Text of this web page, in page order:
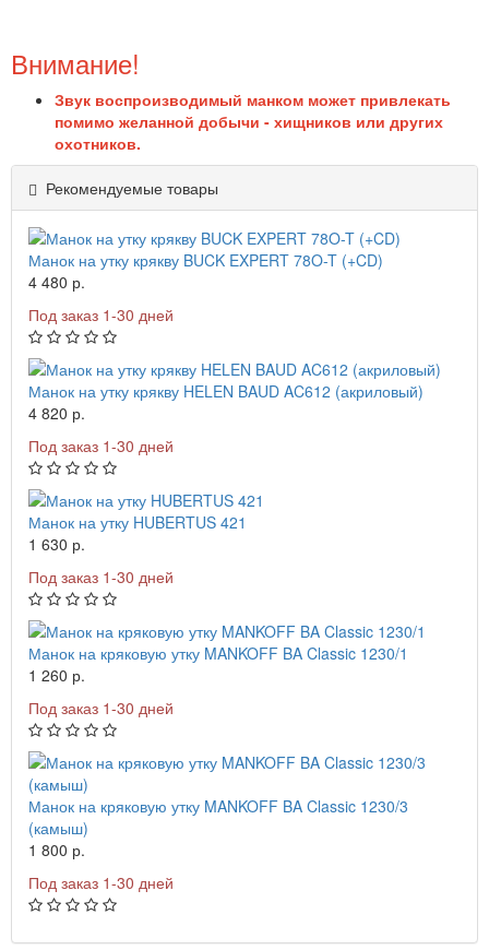
Внимание!
Звук воспроизводимый манком может привлекать
помимо желанной добычи - хищников или других
охотников.
Рекомендуемые товары
Манок на утку крякву BUCK EXPERT 78O-T (+CD)
4 480 р.
Под заказ 1-30 дней
Манок на утку крякву HELEN BAUD AC612 (акриловый)
4 820 р.
Под заказ 1-30 дней
Манок на утку HUBERTUS 421
1 630 р.
Под заказ 1-30 дней
Манок на кряковую утку MANKOFF BA Classic 1230/1
1 260 р.
Под заказ 1-30 дней
Манок на кряковую утку MANKOFF BA Classic 1230/3
(камыш)
1 800 р.
Под заказ 1-30 дней